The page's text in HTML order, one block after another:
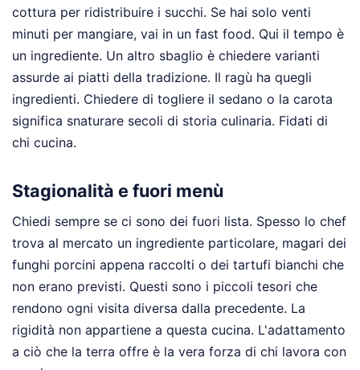
cottura per ridistribuire i succhi. Se hai solo venti
minuti per mangiare, vai in un fast food. Qui il tempo è
un ingrediente. Un altro sbaglio è chiedere varianti
assurde ai piatti della tradizione. Il ragù ha quegli
ingredienti. Chiedere di togliere il sedano o la carota
significa snaturare secoli di storia culinaria. Fidati di
chi cucina.
Stagionalità e fuori menù
Chiedi sempre se ci sono dei fuori lista. Spesso lo chef
trova al mercato un ingrediente particolare, magari dei
funghi porcini appena raccolti o dei tartufi bianchi che
non erano previsti. Questi sono i piccoli tesori che
rendono ogni visita diversa dalla precedente. La
rigidità non appartiene a questa cucina. L'adattamento
a ciò che la terra offre è la vera forza di chi lavora con